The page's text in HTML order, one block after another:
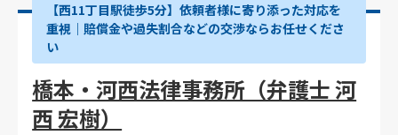
【西11丁目駅徒歩5分】依頼者様に寄り添った対応を
重視｜賠償金や過失割合などの交渉ならお任せくださ
い
橋本・河西法律事務所（弁護士 河
西 宏樹）